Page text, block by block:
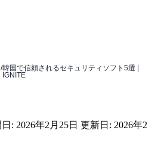
/韓国で信頼されるセキュリティソフト5選 |
IGNITE
: 2026年2月25日 更新日: 2026年2